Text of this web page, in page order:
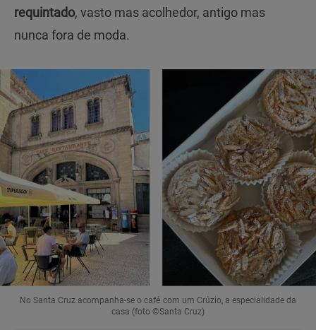
requintado, vasto mas acolhedor, antigo mas
nunca fora de moda.
No Santa Cruz acompanha-se o café com um Crúzio, a especialidade da
casa (foto ©Santa Cruz)